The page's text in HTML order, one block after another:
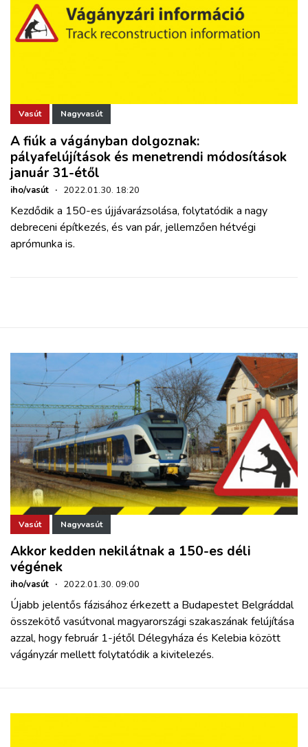
Vasút Nagyvasút
A fiúk a vágányban dolgoznak:
pályafelújítások és menetrendi módosítások
január 31-étől
iho/vasút · 2022.01.30. 18:20
Kezdődik a 150-es újjávarázsolása, folytatódik a nagy
debreceni építkezés, és van pár, jellemzően hétvégi
aprómunka is.
Vasút Nagyvasút
Akkor kedden nekilátnak a 150-es déli
végének
iho/vasút · 2022.01.30. 09:00
Újabb jelentős fázisához érkezett a Budapestet Belgráddal
összekötő vasútvonal magyarországi szakaszának felújítása
azzal, hogy február 1-jétől Délegyháza és Kelebia között
vágányzár mellett folytatódik a kivitelezés.